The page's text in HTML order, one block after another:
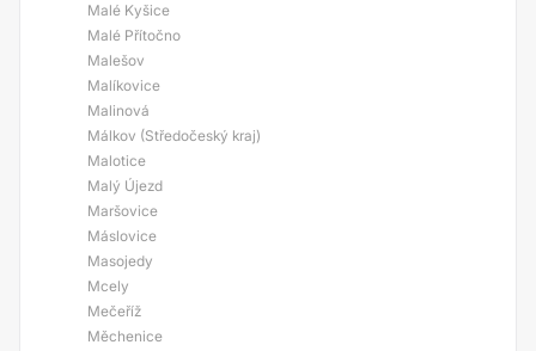
Malé Kyšice
Malé Přítočno
Malešov
Malíkovice
Malinová
Málkov (Středočeský kraj)
Malotice
Malý Újezd
Maršovice
Máslovice
Masojedy
Mcely
Mečeříž
Měchenice